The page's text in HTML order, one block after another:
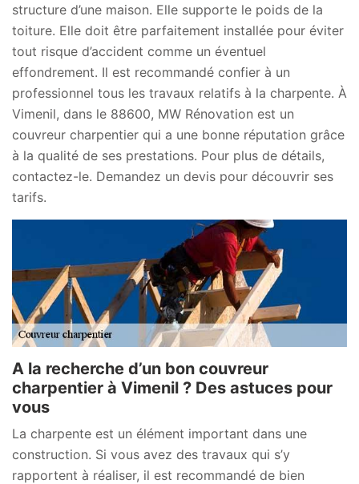
structure d’une maison. Elle supporte le poids de la
toiture. Elle doit être parfaitement installée pour éviter
tout risque d’accident comme un éventuel
effondrement. Il est recommandé confier à un
professionnel tous les travaux relatifs à la charpente. À
Vimenil, dans le 88600, MW Rénovation est un
couvreur charpentier qui a une bonne réputation grâce
à la qualité de ses prestations. Pour plus de détails,
contactez-le. Demandez un devis pour découvrir ses
tarifs.
A la recherche d’un bon couvreur
charpentier à Vimenil ? Des astuces pour
vous
La charpente est un élément important dans une
construction. Si vous avez des travaux qui s’y
rapportent à réaliser, il est recommandé de bien